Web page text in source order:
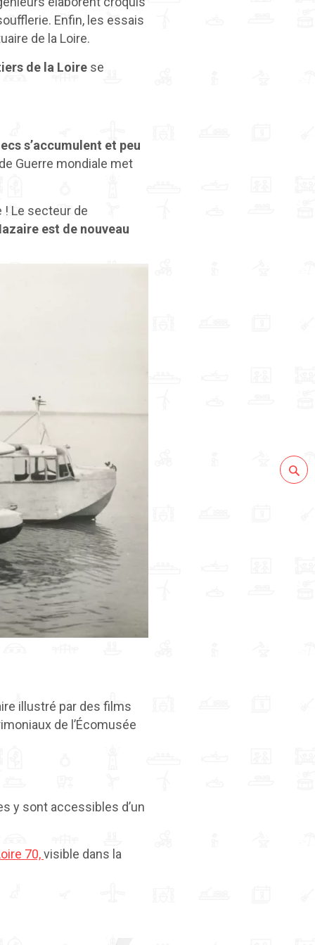
Enfin, les essais
de la Loire.
de la Loire se
s’accumulent et peu
Guerre mondiale met
! Le secteur de
est de nouveau
illustré par des films
de l’Écomusée
y sont accessibles d’un
70,visible dans la